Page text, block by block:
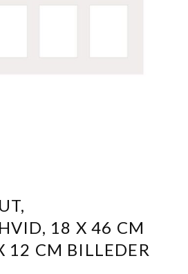
18 X 46 CM
12 CM BILLEDER